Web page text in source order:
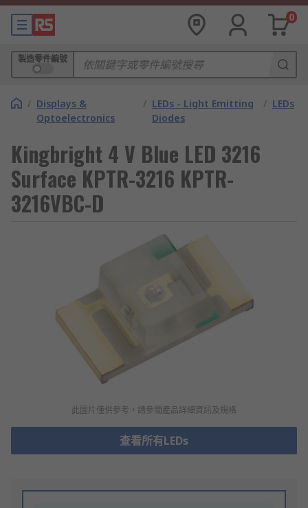
0
製造零件編號
/ Displays &
Optoelectronics
/ LEDs - Light Emitting
Diodes
/ LEDs
Kingbright 4 V Blue LED 3216
Surface KPTR-3216 KPTR-
3216VBC-D
此圖片僅供參考，請參閲產品詳細資訊及規格
查看所有LEDs